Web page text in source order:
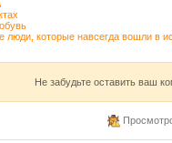
люди, которые навсегда вошли в
Не забудьте оставить ваш